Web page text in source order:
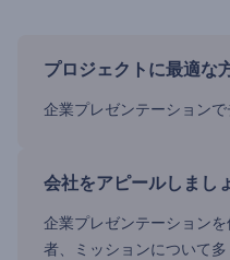
プロジェクトに最適な
企業プレゼンテーションで
会社をアピールしまし
企業プレゼンテーション
者、ミッションについて多